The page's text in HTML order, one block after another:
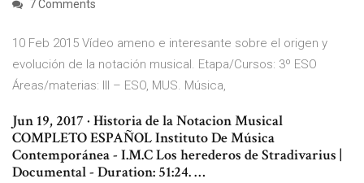
7 Comments
10 Feb 2015 Vídeo ameno e interesante sobre el origen y
evolución de la notación musical. Etapa/Cursos: 3º ESO
Áreas/materias: III – ESO, MUS. Música,
Jun 19, 2017 · Historia de la Notacion Musical
COMPLETO ESPAÑOL Instituto De Música
Contemporánea - I.M.C Los herederos de Stradivarius |
Documental - Duration: 51:24. …